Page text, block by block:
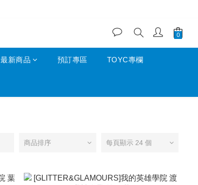
最新商品 預訂專區 TOYC專欄
商品排序 每頁顯示 24 個